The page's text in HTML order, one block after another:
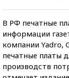
В РФ печатные
информации
компании Yadro,
печатные платы
производств